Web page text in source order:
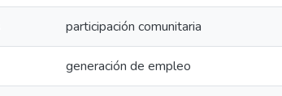
participación comunitaria
generación de empleo